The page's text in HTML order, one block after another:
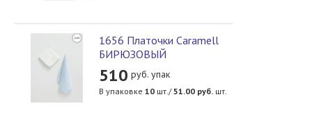
1656 Платочки Caramell
БИРЮЗОВЫЙ
510 руб. упак
В упаковке 10 шт./51.00 руб. шт.